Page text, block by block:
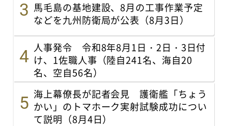
馬毛島の基地建設、8月の工事作業予定
などを九州防衛局が公表（8月3日）
人事発令 令和8年8月1日・2日・3日付
け、1佐職人事（陸自241名、海自20
名、空自56名）
海上幕僚長が記者会見 護衛艦「ちょう
かい」のトマホーク実射試験成功につい
て説明（8月4日）